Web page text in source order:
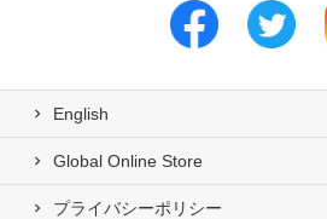
English
Global Online Store
プライバシーポリシー